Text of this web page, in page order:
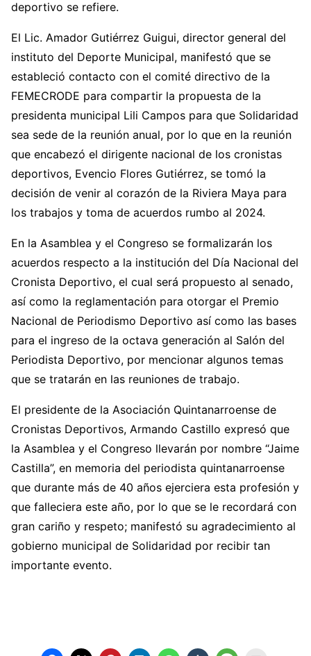
deportivo se refiere.
El Lic. Amador Gutiérrez Guigui, director general del
instituto del Deporte Municipal, manifestó que se
estableció contacto con el comité directivo de la
FEMECRODE para compartir la propuesta de la
presidenta municipal Lili Campos para que Solidaridad
sea sede de la reunión anual, por lo que en la reunión
que encabezó el dirigente nacional de los cronistas
deportivos, Evencio Flores Gutiérrez, se tomó la
decisión de venir al corazón de la Riviera Maya para
los trabajos y toma de acuerdos rumbo al 2024.
En la Asamblea y el Congreso se formalizarán los
acuerdos respecto a la institución del Día Nacional del
Cronista Deportivo, el cual será propuesto al senado,
así como la reglamentación para otorgar el Premio
Nacional de Periodismo Deportivo así como las bases
para el ingreso de la octava generación al Salón del
Periodista Deportivo, por mencionar algunos temas
que se tratarán en las reuniones de trabajo.
El presidente de la Asociación Quintanarroense de
Cronistas Deportivos, Armando Castillo expresó que
la Asamblea y el Congreso llevarán por nombre “Jaime
Castilla”, en memoria del periodista quintanarroense
que durante más de 40 años ejerciera esta profesión y
que falleciera este año, por lo que se le recordará con
gran cariño y respeto; manifestó su agradecimiento al
gobierno municipal de Solidaridad por recibir tan
importante evento.